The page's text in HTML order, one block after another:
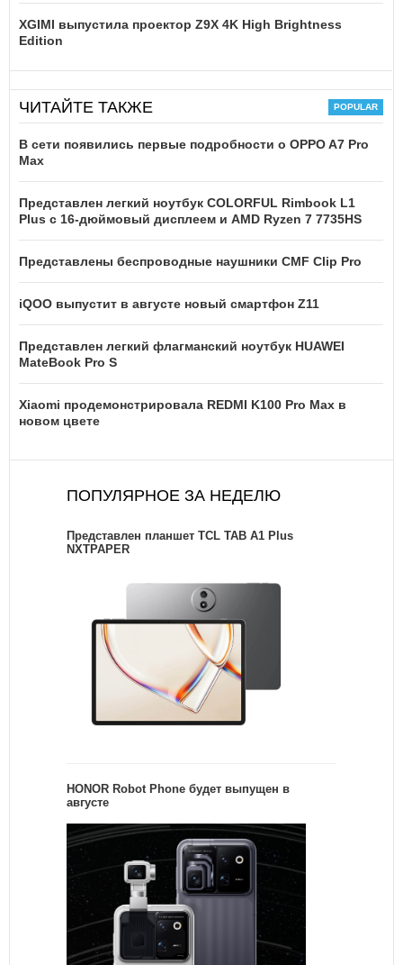
XGIMI выпустила проектор Z9X 4K High Brightness
Edition
ЧИТАЙТЕ ТАКЖЕ
В сети появились первые подробности о OPPO A7 Pro
Max
Представлен легкий ноутбук COLORFUL Rimbook L1
Plus с 16-дюймовый дисплеем и AMD Ryzen 7 7735HS
Представлены беспроводные наушники CMF Clip Pro
iQOO выпустит в августе новый смартфон Z11
Представлен легкий флагманский ноутбук HUAWEI
MateBook Pro S
Xiaomi продемонстрировала REDMI K100 Pro Max в
новом цвете
ПОПУЛЯРНОЕ ЗА НЕДЕЛЮ
Представлен планшет TCL TAB A1 Plus
NXTPAPER
HONOR Robot Phone будет выпущен в
августе